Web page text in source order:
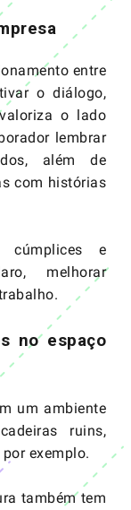
entre
o diálogo,
o lado
lembrar
além de
com histórias
e
melhorar
no espaço
um ambiente
ruins,
exemplo.
também tem